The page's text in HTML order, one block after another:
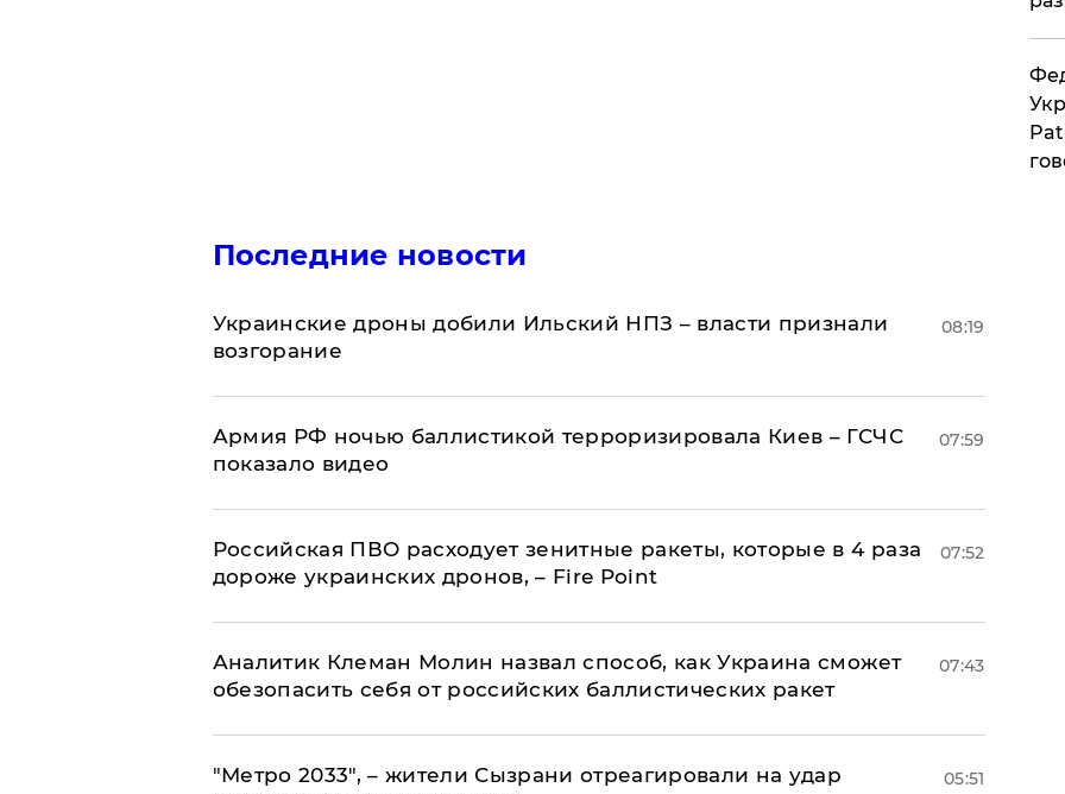
Последние новости
Украинские дроны добили Ильский НПЗ – власти признали
возгорание
08:19
Армия РФ ночью баллистикой терроризировала Киев – ГСЧС
показало видео
07:59
Российская ПВО расходует зенитные ракеты, которые в 4 раза
дороже украинских дронов, – Fire Point
07:52
Аналитик Клеман Молин назвал способ, как Украина сможет
обезопасить себя от российских баллистических ракет
07:43
"Метро 2033", – жители Сызрани отреагировали на удар
05:51